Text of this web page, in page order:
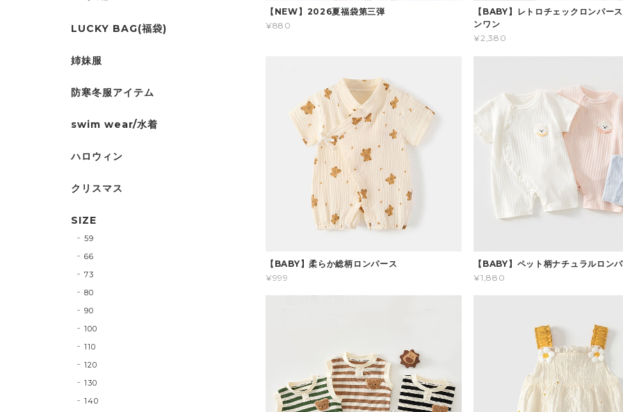
【NEW】2026夏福袋第三弾
¥880
【BABY】レトロチェックロンパー
ンワン
¥2,380
【BABY】柔らか総柄ロンパース
¥999
【BABY】ペット柄ナチュラルロン
¥1,880
LUCKY BAG(福袋)
姉妹服
防寒冬服アイテム
swim wear/水着
ハロウィン
クリスマス
SIZE
59
66
73
80
90
100
110
120
130
140